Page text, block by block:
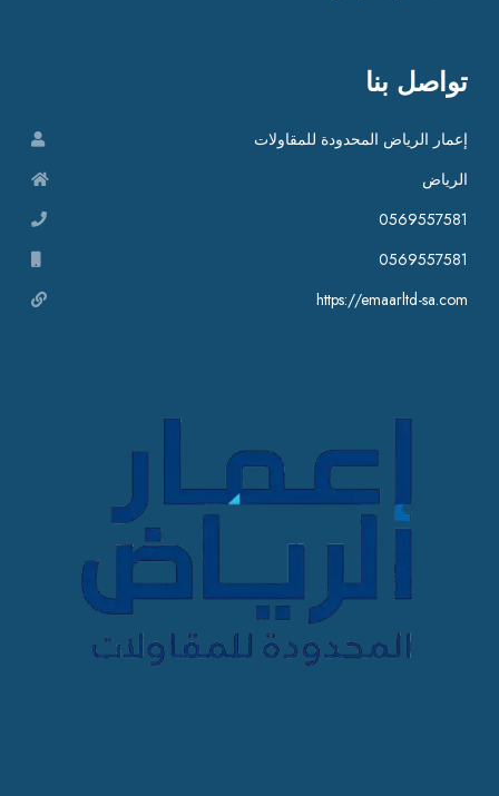
تواصل بنا
إعمار الرياض المحدودة للمقاولات
الرياض
0569557581
0569557581
https://emaarltd-sa.com